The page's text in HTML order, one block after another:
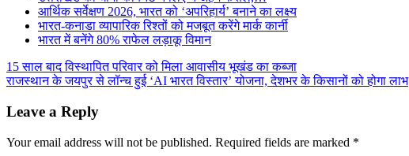
आर्थिक सर्वेक्षण 2026, भारत को ‘अपरिहार्य’ बनाने का लक्ष्य
भारत-कनाडा व्यापारिक रिश्तों को मजबूत करेंगे मार्क कार्नी
भारत में बनेंगे 80% राफेल लड़ाकू विमान
Post
navigation
15 साल बाद विस्थापित परिवार को मिला आवासीय भूखंड का कब्जा
राजस्थान के जयपुर से लॉन्च हुई ‘AI भारत विस्तार’ योजना, देशभर के किसानों को होगा लाभ
Leave a Reply
Your email address will not be published. Required fields are marked *